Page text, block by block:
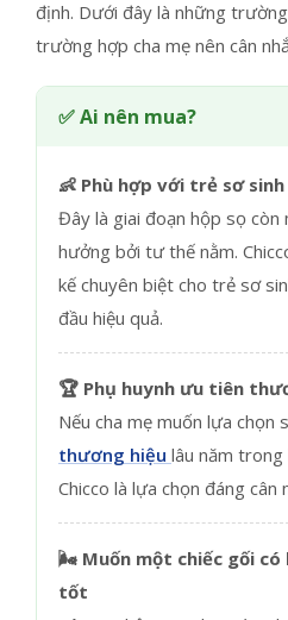
định. Dưới đây là những
trường hợp cha mẹ nên cân
✅ Ai nên mua?
👶 Phù hợp với trẻ sơ
Đây là giai đoạn hộp sọ còn
hưởng bởi tư thế nằm.
kế chuyên biệt cho trẻ sơ
đầu hiệu quả.
🏆 Phụ huynh ưu tiên
Nếu cha mẹ muốn lựa chọn
thương hiệu lâu năm
Chicco là lựa chọn đáng cân
🌬️ Muốn một chiếc gối có
tốt